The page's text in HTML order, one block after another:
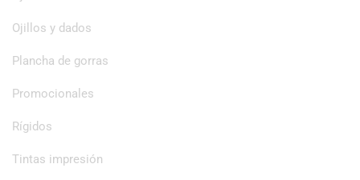
Ojillos y dados
Plancha de gorras
Promocionales
Rígidos
Tintas impresión